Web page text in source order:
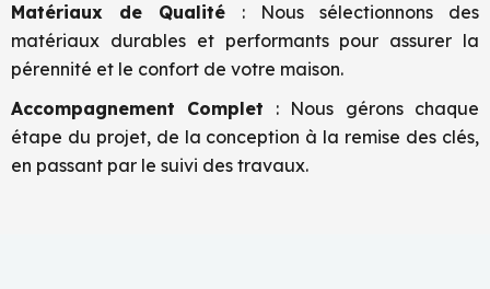
Matériaux de Qualité : Nous sélectionnons des
matériaux durables et performants pour assurer la
pérennité et le confort de votre maison.
Accompagnement Complet : Nous gérons chaque
étape du projet, de la conception à la remise des clés,
en passant par le suivi des travaux.